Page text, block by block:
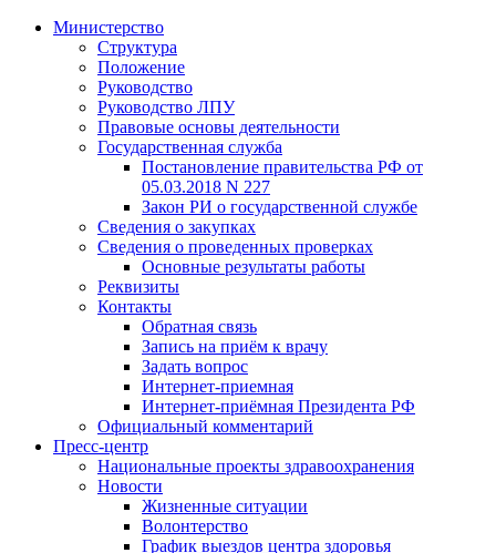
Министерство
Структура
Положение
Руководство
Руководство ЛПУ
Правовые основы деятельности
Государственная служба
Постановление правительства РФ от
05.03.2018 N 227
Закон РИ о государственной службе
Сведения о закупках
Сведения о проведенных проверках
Основные результаты работы
Реквизиты
Контакты
Обратная связь
Запись на приём к врачу
Задать вопрос
Интернет-приемная
Интернет-приёмная Президента РФ
Официальный комментарий
Пресс-центр
Национальные проекты здравоохранения
Новости
Жизненные ситуации
Волонтерство
График выездов центра здоровья